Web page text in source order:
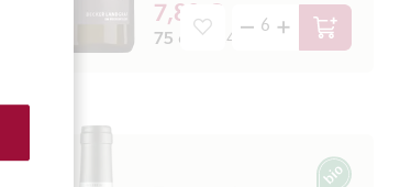
7,80 €
75 cl (10,40 € / l) In den
Bio